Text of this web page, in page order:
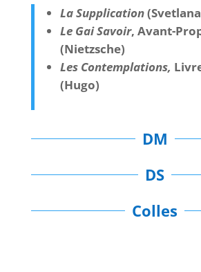
La Supplication
Le Gai Savoir, Avant-
(Nietzsche)
Les Contemplations,
(Hugo)
DM
DS
Colles